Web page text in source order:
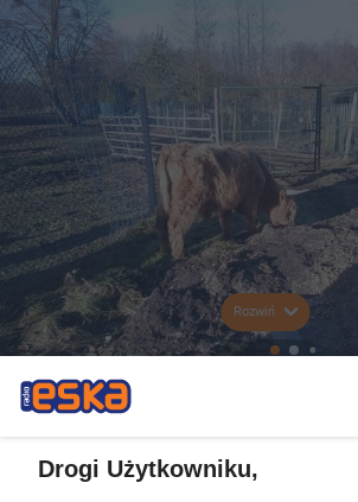
Rozwiń
Drogi Użytkowniku,